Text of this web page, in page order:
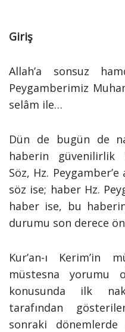
Giriş
Allah’a sonsuz
Peygamberimiz
selâm ile…
Dün de bugün de
haberin güvenilirlik
Söz, Hz.
söz ise; haber Hz.
haber ise, bu
durumu son derece
Kur’an-ı Kerim’in
müstesna yorumu
konusunda ilk
tarafından
sonraki